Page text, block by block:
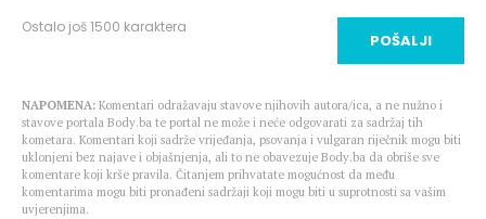
Ostalo još1500 karaktera
POŠALJI
NAPOMENA: Komentari odražavaju stavove njihovih autora/ica, a ne nužno i
stavove portala Body.ba te portal ne može i neće odgovarati za sadržaj tih
kometara. Komentari koji sadrže vrijeđanja, psovanja i vulgaran riječnik mogu biti
uklonjeni bez najave i objašnjenja, ali to ne obavezuje Body.ba da obriše sve
komentare koji krše pravila. Čitanjem prihvatate mogućnost da među
komentarima mogu biti pronađeni sadržaji koji mogu biti u suprotnosti sa vašim
uvjerenjima.